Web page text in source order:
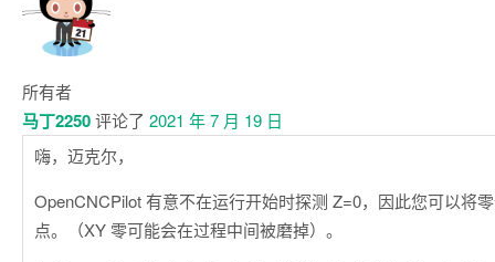
所有者
马丁2250评论了 2021 年 7 月 19 日
嗨，迈克尔，
OpenCNCPilot 有意不在运行开始时探测 Z=0，因此您可以将
点。（XY 零可能会在过程中间被磨掉）。